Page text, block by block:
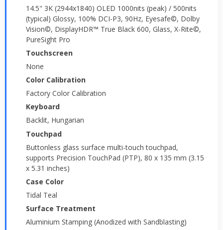
14.5" 3K (2944x1840) OLED 1000nits (peak) / 500nits
(typical) Glossy, 100% DCI-P3, 90Hz, Eyesafe©, Dolby
Vision©, DisplayHDR™ True Black 600, Glass, X-Rite©,
PureSight Pro
Touchscreen
None
Color Calibration
Factory Color Calibration
Keyboard
Backlit, Hungarian
Touchpad
Buttonless glass surface multi-touch touchpad,
supports Precision TouchPad (PTP), 80 x 135 mm (3.15
x 5.31 inches)
Case Color
Tidal Teal
Surface Treatment
Aluminium Stamping (Anodized with Sandblasting)